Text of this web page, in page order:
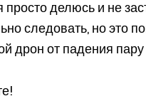
просто делюсь и не
следовать, но это
дрон от падения пару